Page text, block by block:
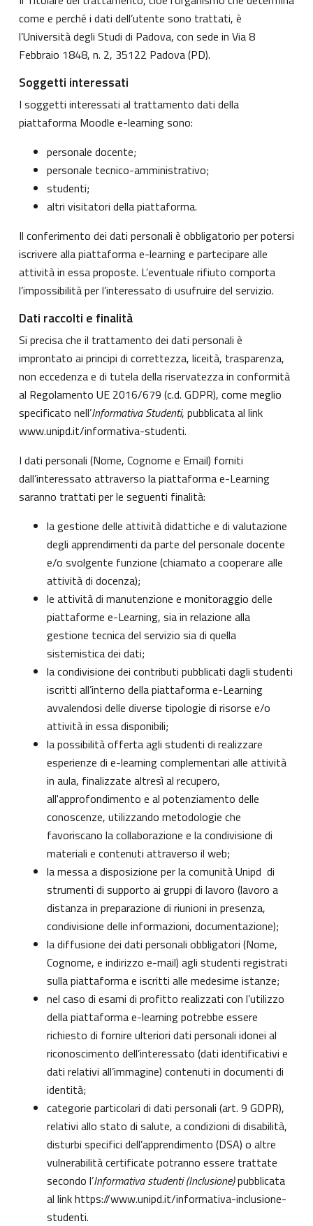
come e perché i dati dell’utente sono trattati, è
l’Università degli Studi di Padova, con sede in Via 8
Febbraio 1848, n. 2, 35122 Padova (PD).
Soggetti interessati
I soggetti interessati al trattamento dati della
piattaforma Moodle e-learning sono:
personale docente;
personale tecnico-amministrativo;
studenti;
altri visitatori della piattaforma.
Il conferimento dei dati personali è obbligatorio per potersi
iscrivere alla piattaforma e-learning e partecipare alle
attività in essa proposte. L’eventuale rifiuto comporta
l’impossibilità per l’interessato di usufruire del servizio.
Dati raccolti e finalità
Si precisa che il trattamento dei dati personali è
improntato ai principi di correttezza, liceità, trasparenza,
non eccedenza e di tutela della riservatezza in conformità
al Regolamento UE 2016/679 (c.d. GDPR), come meglio
specificato nell’Informativa Studenti, pubblicata al link
www.unipd.it/informativa-studenti.
I dati personali (Nome, Cognome e Email) forniti
dall’interessato attraverso la piattaforma e-Learning
saranno trattati per le seguenti finalità:
la gestione delle attività didattiche e di valutazione
degli apprendimenti da parte del personale docente
e/o svolgente funzione (chiamato a cooperare alle
attività di docenza);
le attività di manutenzione e monitoraggio delle
piattaforme e-Learning, sia in relazione alla
gestione tecnica del servizio sia di quella
sistemistica dei dati;
la condivisione dei contributi pubblicati dagli studenti
iscritti all’interno della piattaforma e-Learning
avvalendosi delle diverse tipologie di risorse e/o
attività in essa disponibili;
la possibilità offerta agli studenti di realizzare
esperienze di e-learning complementari alle attività
in aula, finalizzate altresì al recupero,
all'approfondimento e al potenziamento delle
conoscenze, utilizzando metodologie che
favoriscano la collaborazione e la condivisione di
materiali e contenuti attraverso il web;
la messa a disposizione per la comunità Unipd di
strumenti di supporto ai gruppi di lavoro (lavoro a
distanza in preparazione di riunioni in presenza,
condivisione delle informazioni, documentazione);
la diffusione dei dati personali obbligatori (Nome,
Cognome, e indirizzo e-mail) agli studenti registrati
sulla piattaforma e iscritti alle medesime istanze;
nel caso di esami di profitto realizzati con l’utilizzo
della piattaforma e-learning potrebbe essere
richiesto di fornire ulteriori dati personali idonei al
riconoscimento dell’interessato (dati identificativi e
dati relativi all’immagine) contenuti in documenti di
identità;
categorie particolari di dati personali (art. 9 GDPR),
relativi allo stato di salute, a condizioni di disabilità,
disturbi specifici dell’apprendimento (DSA) o altre
vulnerabilità certificate potranno essere trattate
secondo l’Informativa studenti (Inclusione)pubblicata
al linkhttps://www.unipd.it/informativa-inclusione-
studenti.